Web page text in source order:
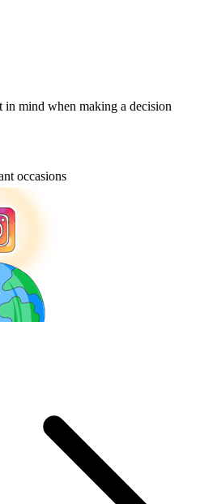
in mind when making a decision
occasions